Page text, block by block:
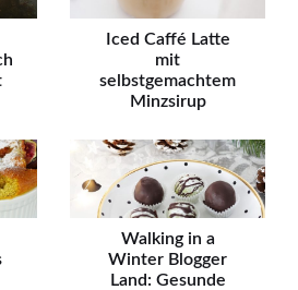
Iced Caffé Latte
mit
selbstgemachtem
Minzsirup
Walking in a
Winter Blogger
Land: Gesunde